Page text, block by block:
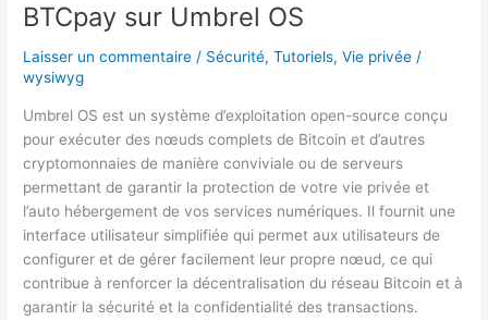
BTCpay sur Umbrel OS
Laisser un commentaire / Sécurité,Tutoriels,Vie privée /
wysiwyg
Umbrel OS est un système d’exploitation open-source conçu
pour exécuter des nœuds complets de Bitcoin et d’autres
cryptomonnaies de manière conviviale ou de serveurs
permettant de garantir la protection de votre vie privée et
l’auto hébergement de vos services numériques. Il fournit une
interface utilisateur simplifiée qui permet aux utilisateurs de
configurer et de gérer facilement leur propre nœud, ce qui
contribue à renforcer la décentralisation du réseau Bitcoin et à
garantir la sécurité et la confidentialité des transactions.